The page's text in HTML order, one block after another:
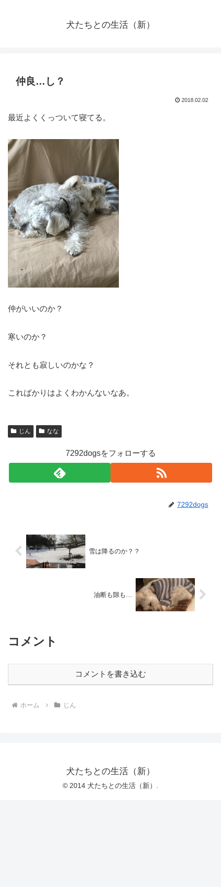
犬たちとの生活（新）
仲良…し？
2018.02.02
最近よくくっついて寝てる。
仲がいいのか？
寒いのか？
それとも寂しいのかな？
こればかりはよくわかんないなあ。
じん なな
7292dogsをフォローする
7292dogs
雪は降るのか？？
油断も隙も…
コメント
コメントを書き込む
ホーム じん
犬たちとの生活（新）
© 2014 犬たちとの生活（新）.